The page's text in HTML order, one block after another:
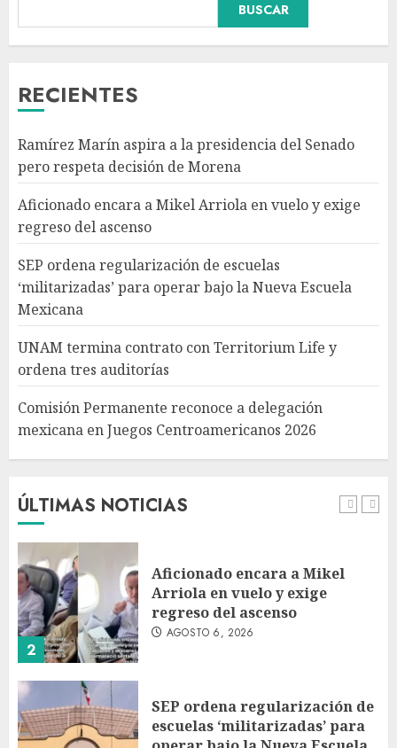
BUSCAR
RECIENTES
Ramírez Marín aspira a la presidencia del Senado
pero respeta decisión de Morena
Aficionado encara a Mikel Arriola en vuelo y exige
regreso del ascenso
SEP ordena regularización de escuelas
‘militarizadas’ para operar bajo la Nueva Escuela
Mexicana
UNAM termina contrato con Territorium Life y
ordena tres auditorías
Comisión Permanente reconoce a delegación
mexicana en Juegos Centroamericanos 2026
ÚLTIMAS NOTICIAS
3
SEP ordena regularización de
4
UNAM termina contrato con
Territorium Life y ordena tres
auditorías
5
Comisión Permanente
mexicana en Juegos
Centroamericanos 2026
AGOSTO 6, 2026
1
Ramírez Marín aspira a la
presidencia del Senado pero
AGOSTO 6, 2026
2
Aficionado encara a Mikel
Arriola en vuelo y exige
regreso del ascenso
AGOSTO 6, 2026
SEP ordena regularización de
escuelas ‘militarizadas’ para